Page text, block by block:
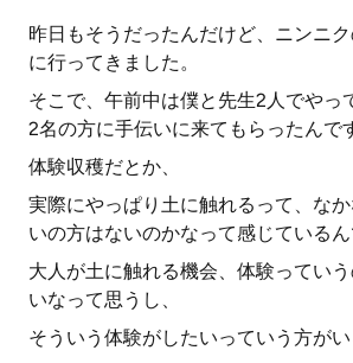
昨日もそうだったんだけど、ニンニ
に行ってきました。
そこで、午前中は僕と先生2人でやっ
2名の方に手伝いに来てもらったんで
体験収穫だとか、
実際にやっぱり土に触れるって、な
いの方はないのかなって感じているん
大人が土に触れる機会、体験ってい
いなって思うし、
そういう体験がしたいっていう方がい